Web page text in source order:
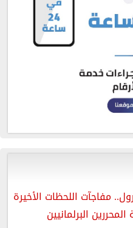
مفاجآت اللحظات الأخيرة
البرلمانيين